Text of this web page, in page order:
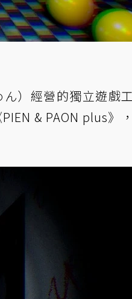
）經營的獨立遊戲
& PAON plus》